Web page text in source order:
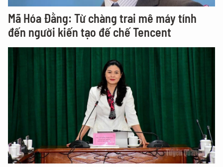
Mã Hóa Đằng: Từ chàng trai mê máy tính
đến người kiến tạo đế chế Tencent